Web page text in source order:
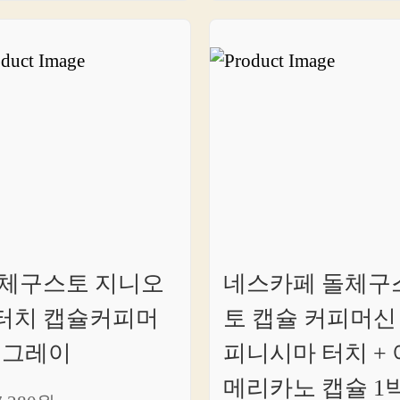
구스토 지니오
치 캡슐커피머
레이
네스카페 돌체구
토 캡슐 커피머신
피니시마 터치 +
메리카노 캡슐 1